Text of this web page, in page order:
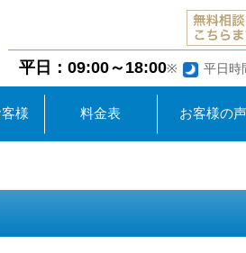
平日：09:00～18:00※ 平日時
様 料金表 お客様の声